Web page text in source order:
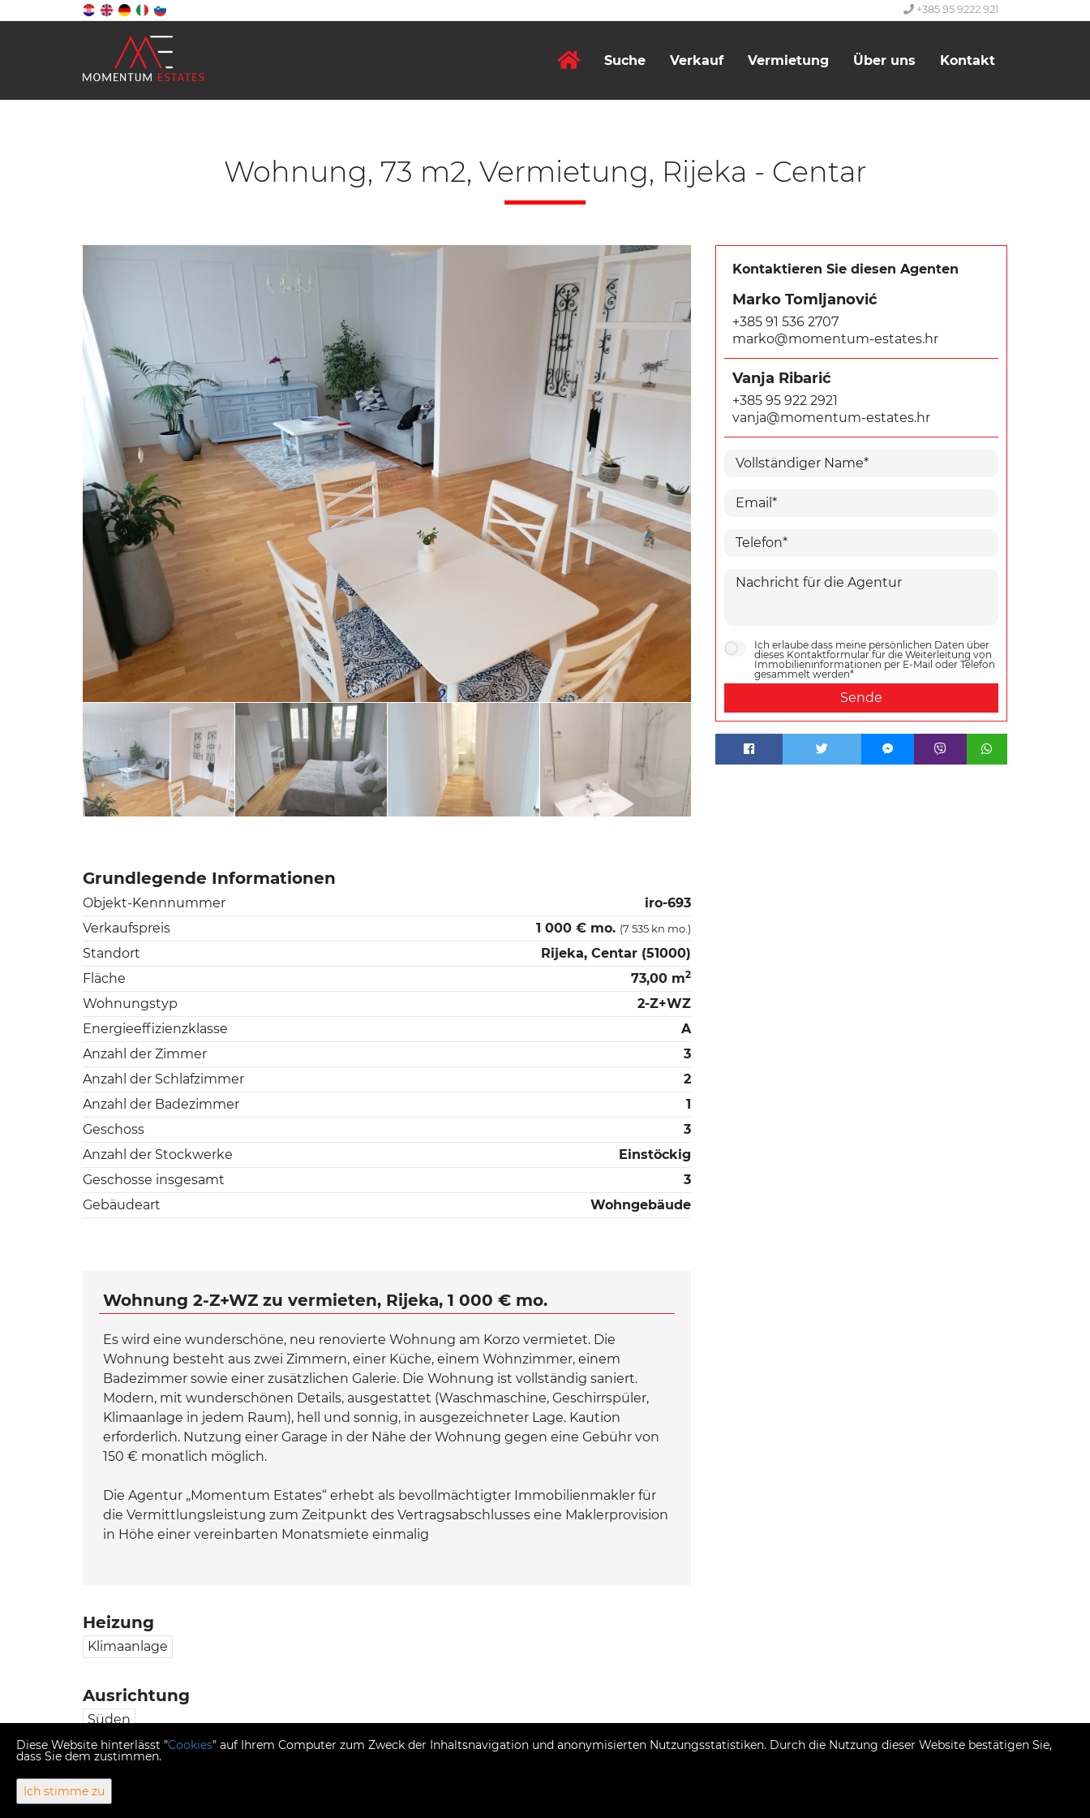
+385 95 9222 921
Suche Verkauf Vermietung Über uns Kontakt
Wohnung, 73 m2, Vermietung, Rijeka - Centar
Grundlegende Informationen
Objekt-Kennnummer
iro-693
Verkaufspreis
1 000 € mo. (7 535 kn mo.)
Standort
Rijeka, Centar (51000)
Fläche
73,00 m2
Wohnungstyp
2-Z+WZ
Energieeffizienzklasse
A
Anzahl der Zimmer
3
Anzahl der Schlafzimmer
2
Anzahl der Badezimmer
1
Geschoss
3
Anzahl der Stockwerke
Einstöckig
Geschosse insgesamt
3
Gebäudeart
Wohngebäude
Wohnung 2-Z+WZ zu vermieten, Rijeka, 1 000 € mo.
Es wird eine wunderschöne, neu renovierte Wohnung am Korzo vermietet. Die
Wohnung besteht aus zwei Zimmern, einer Küche, einem Wohnzimmer, einem
Badezimmer sowie einer zusätzlichen Galerie. Die Wohnung ist vollständig saniert.
Modern, mit wunderschönen Details, ausgestattet (Waschmaschine, Geschirrspüler,
Klimaanlage in jedem Raum), hell und sonnig, in ausgezeichneter Lage. Kaution
erforderlich. Nutzung einer Garage in der Nähe der Wohnung gegen eine Gebühr von
150 € monatlich möglich.
Die Agentur „Momentum Estates“ erhebt als bevollmächtigter Immobilienmakler für
die Vermittlungsleistung zum Zeitpunkt des Vertragsabschlusses eine Maklerprovision
in Höhe einer vereinbarten Monatsmiete einmalig
Heizung
Klimaanlage
Ausrichtung
Süden
Kontaktieren Sie diesen Agenten
Marko Tomljanović
+385 91 536 2707
marko@momentum-estates.hr
Vanja Ribarić
+385 95 922 2921
vanja@momentum-estates.hr
Ich erlaube dass meine persönlichen Daten über
dieses Kontaktformular für die Weiterleitung von
Immobilieninformationen per E-Mail oder Telefon
gesammelt werden*
Sende
Diese Website hinterlässt "Cookies" auf Ihrem Computer zum Zweck der Inhaltsnavigation und anonymisierten Nutzungsstatistiken. Durch die Nutzung dieser Website bestätigen Sie,
dass Sie dem zustimmen.
Ich stimme zu